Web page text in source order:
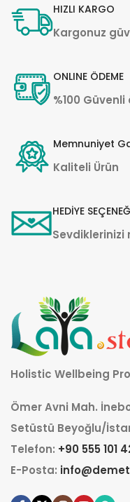
HIZLI KARGO
Kargonuz
ONLINE ÖDEME
%100
Memnuniyet
Kaliteli Ürün
HEDİYE
Sevdiklerinizi
Holistic Wellbeing
Ömer Avni Mah.
Setüstü Beyoğlu/
Telefon: +90 555 101
E-Posta: